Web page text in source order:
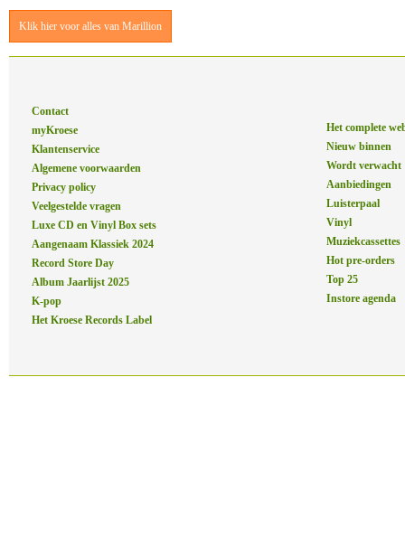
Klik hier voor alles van Marillion
Contact
myKroese
Klantenservice
Algemene voorwaarden
Privacy policy
Veelgestelde vragen
Luxe CD en Vinyl Box sets
Aangenaam Klassiek 2024
Record Store Day
Album Jaarlijst 2025
K-pop
Het Kroese Records Label
Het complete
Nieuw binnen
Wordt verwacht
Aanbiedingen
Luisterpaal
Vinyl
Muziekcassettes
Hot pre-orders
Top 25
Instore agenda